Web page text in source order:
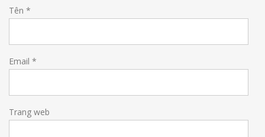
Tên *
Email *
Trang web